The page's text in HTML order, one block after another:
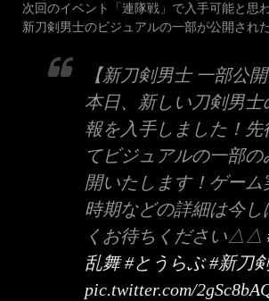
次回のイベント「連隊戦」で入手可能と思
新刀剣男士のビジュアルの一部が公開され
【新刀剣男士 一部公開
本日、新しい刀剣男士
報を入手しました！先
てビジュアルの一部の
開いたします！ゲーム
時期などの詳細は今し
くお待ちください△△
乱舞 #とうらぶ #新刀
pic.twitter.com/